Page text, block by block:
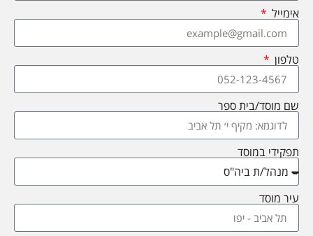
אימייל
טלפון
שם מוסד/בית ספר
תפקידי במוסד
עיר מוסד